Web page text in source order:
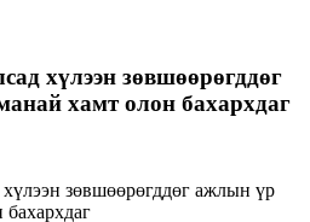
хүлээн зөвшөөрөгддөг
хамт олон бахархдаг